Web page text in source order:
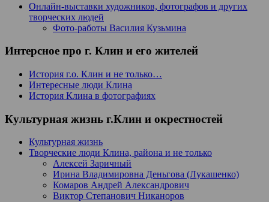
Онлайн-выставки художников, фотографов и других
творческих людей
Фото-работы Василия Кузьмина
Интерсное про г. Клин и его жителей
История г.о. Клин и не только…
Интересные люди Клина
История Клина в фотографиях
Культурная жизнь г.Клин и окрестностей
Культурная жизнь
Творческие люди Клина, района и не только
Алексей Заричный
Ирина Владимировна Деньгова (Лукашенко)
Комаров Андрей Александрович
Виктор Степанович Никаноров